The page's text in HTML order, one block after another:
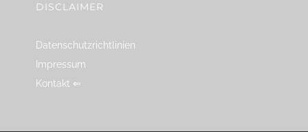
DISCLAIMER
Datenschutzrichtlinien
Impressum
Kontakt ⇐